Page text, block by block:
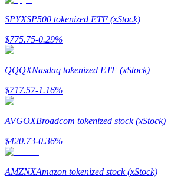
Mocna Świnka
Codziennie zdobywaj konkurencyjne
Stawianie
SPYXSP500 tokenized ETF (xStock)
$775.75-0.29%
QQQXNasdaq tokenized ETF (xStock)
$717.57-1.16%
AVGOXBroadcom tokenized stock (xStock)
$420.73-0.36%
AMZNXAmazon tokenized stock (xStock)